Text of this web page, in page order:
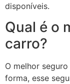
disponíveis.
Qual é o
carro?
O melhor
forma, esse